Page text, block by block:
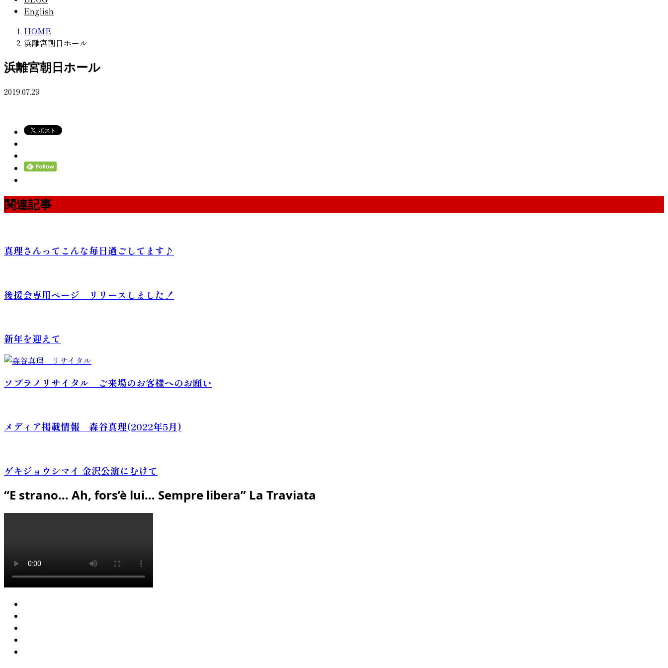
English
HOME
浜離宮朝日ホール
浜離宮朝日ホール
2019.07.29
関連記事
真理さんってこんな毎日過ごしてます♪
後援会専用ページ リリースしました！
新年を迎えて
ソプラノリサイタル ご来場のお客様へのお願い
メディア掲載情報 森谷真理(2022年5月)
ゲキジョウシマイ 金沢公演にむけて
“E strano… Ah, fors’è lui… Sempre libera” La Traviata